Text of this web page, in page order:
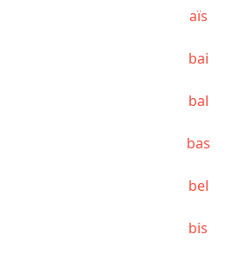
aïs
bai
bal
bas
bel
bis